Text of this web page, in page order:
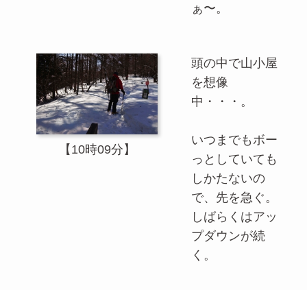
ぁ〜。
【10時09分】
頭の中で山小屋
を想像
中・・・。
いつまでもボー
っとしていても
しかたないの
で、先を急ぐ。
しばらくはアッ
プダウンが続
く。